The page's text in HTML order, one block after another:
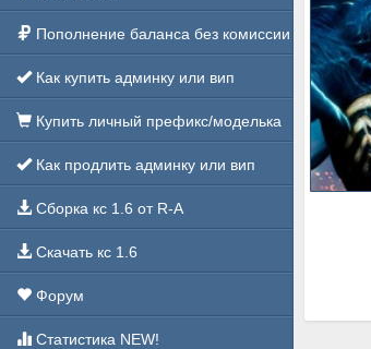
Пополнение баланса без комиссии
Как купить админку или вип
Купить личный префикс/моделька
Как продлить админку или вип
Сборка кс 1.6 от R-A
Скачать кс 1.6
Форум
Статистика NEW!